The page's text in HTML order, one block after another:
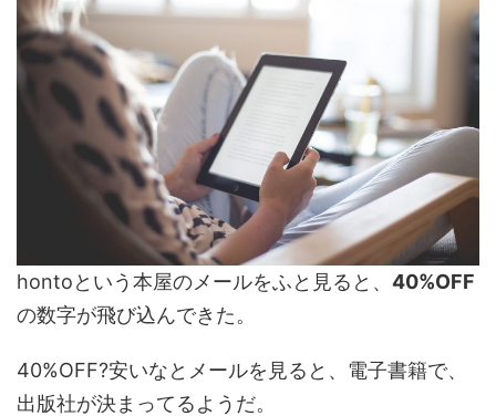
hontoという本屋のメールをふと見ると、 40%OFF
の数字が飛び込んできた。
40%OFF?安いなとメールを見ると、電子書籍で、
出版社が決まってるようだ。